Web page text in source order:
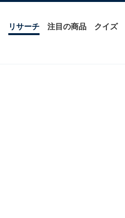
リサーチ 注目の商品 クイズ